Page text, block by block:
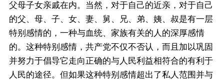
父母子女亲戚在内。当然，对于自己的近亲，对于自己
的父、母、子、女、妻、舅、兄、弟、姨、叔是有一层
特别感情的，一种与血统、家族有关的人的深厚感情
的。这种特别感情，共产党不仅不否认，而且加以巩固
并努力于倡导它走向正确的与人民利益相符合的有利于
人民的途径。但如果这种特别感情超出了私人范围并与